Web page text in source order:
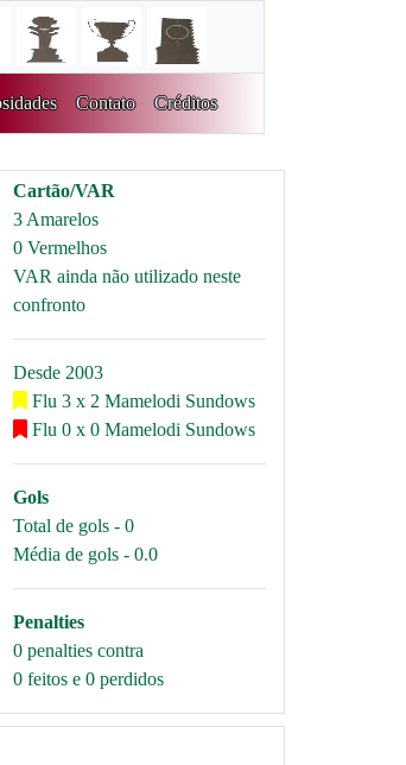
Contato Créditos
Cartão/VAR
3 Amarelos
0 Vermelhos
VAR ainda não utilizado neste
confronto
Desde 2003
Flu 3 x 2 Mamelodi Sundows
Flu 0 x 0 Mamelodi Sundows
Gols
Total de gols - 0
Média de gols - 0.0
Penalties
0 penalties contra
0 feitos e 0 perdidos